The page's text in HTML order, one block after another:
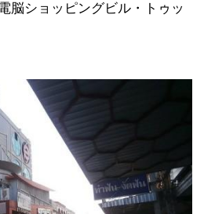
脳ショッピングビル・トゥッ